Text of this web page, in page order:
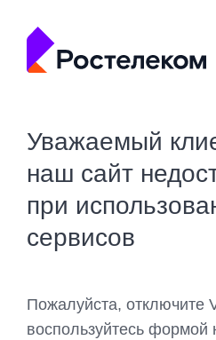
Уважаемый
наш сайт
при
сервисов
Пожалуйста, отключите
воспользуйтесь формой